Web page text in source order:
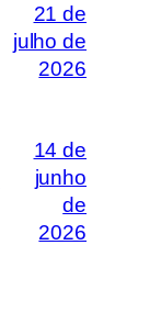
21 de
julho de
2026
14 de
junho
de
2026